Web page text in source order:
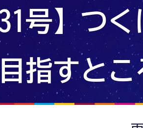
号】つ
指すとこ